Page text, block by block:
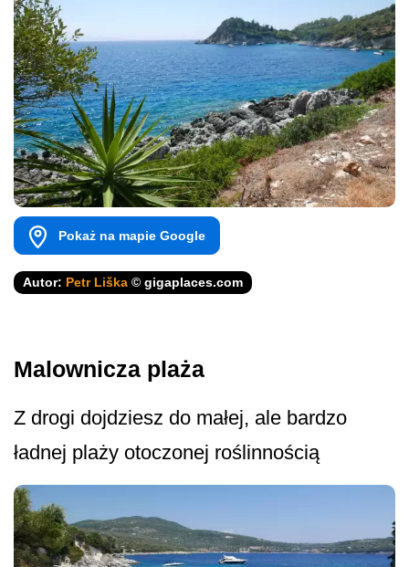
Pokaż na mapie Google
Autor: Petr Liška © gigaplaces.com
Malownicza plaża
Z drogi dojdziesz do małej, ale bardzo
ładnej plaży otoczonej roślinnością